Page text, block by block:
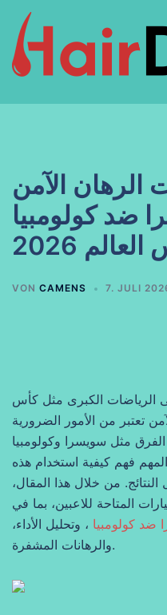
Inhalt
springen
الرهان الآمن
ضد كولومبيا
2026
VON CAMENS 7. JULI
الرياضات الكبرى مثل كأس
تعتبر من الأمور الضرورية
الفرق مثل سويسرا وكولومبيا
فهم كيفية استخدام هذه
من خلال هذا المقال،
المتاحة للاعبين، بما في
ضد كولومبيا ، وتحليل الأداء،
والرهانات المشفرة.